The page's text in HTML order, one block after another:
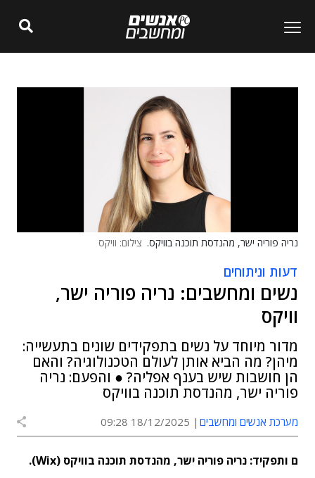
נריה פוריה ישר, מהנדסת תוכנה בוויקס. צילום: וויקס
דעות וניתוחים
נשים ומחשבים: נריה פוריה ישר,
וויקס
מדור מיוחד על נשים בתפקידים שונים בתעשייה:
מיהן? מה הביא אותן לעולם הטכנולוגיה? והאם
הן חושבות שיש בענף אפליה? ● והפעם: נריה
פוריה ישר, מהנדסת תוכנה בוויקס
מערכת אנשים ומחשבים 18/12/2025 09:28
ם ותפקיד: נריה פוריה ישר, מהנדסת תוכנה בוויקס (Wix).